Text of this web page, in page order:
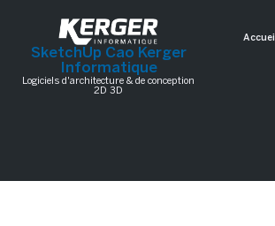
SketchUp Cao Kerger
Informatique
Logiciels d'architecture & de conception
2D 3D